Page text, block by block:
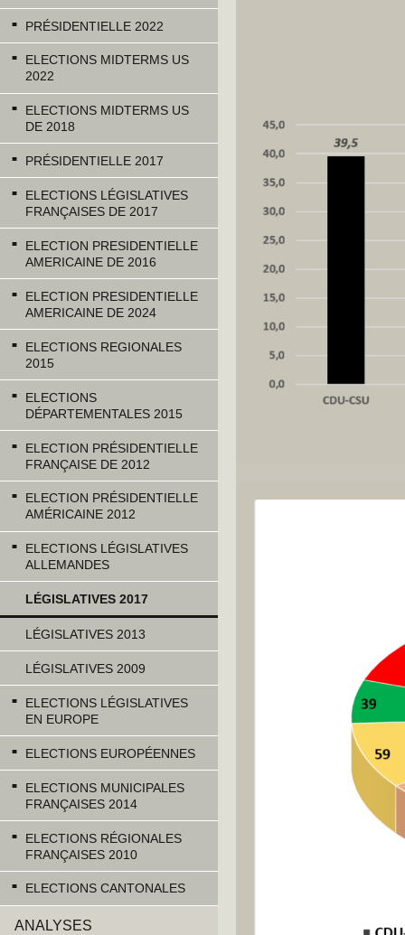
PRÉSIDENTIELLE 2022
ELECTIONS MIDTERMS US
2022
ELECTIONS MIDTERMS US
DE 2018
PRÉSIDENTIELLE 2017
ELECTIONS LÉGISLATIVES
FRANÇAISES DE 2017
ELECTION PRESIDENTIELLE
AMERICAINE DE 2016
ELECTION PRESIDENTIELLE
AMERICAINE DE 2024
ELECTIONS REGIONALES
2015
ELECTIONS
DÉPARTEMENTALES 2015
ELECTION PRÉSIDENTIELLE
FRANÇAISE DE 2012
ELECTION PRÉSIDENTIELLE
AMÉRICAINE 2012
ELECTIONS LÉGISLATIVES
ALLEMANDES
LÉGISLATIVES 2017
LÉGISLATIVES 2013
LÉGISLATIVES 2009
ELECTIONS LÉGISLATIVES
EN EUROPE
ELECTIONS EUROPÉENNES
ELECTIONS MUNICIPALES
FRANÇAISES 2014
ELECTIONS RÉGIONALES
FRANÇAISES 2010
ELECTIONS CANTONALES
ANALYSES